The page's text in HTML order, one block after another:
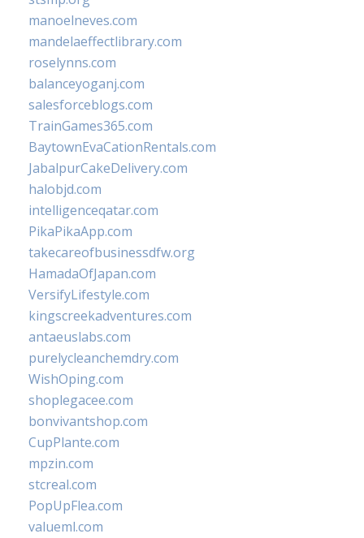
manoelneves.com
mandelaeffectlibrary.com
roselynns.com
balanceyoganj.com
salesforceblogs.com
TrainGames365.com
BaytownEvaCationRentals.com
JabalpurCakeDelivery.com
halobjd.com
intelligenceqatar.com
PikaPikaApp.com
takecareofbusinessdfw.org
HamadaOfJapan.com
VersifyLifestyle.com
kingscreekadventures.com
antaeuslabs.com
purelycleanchemdry.com
WishOping.com
shoplegacee.com
bonvivantshop.com
CupPlante.com
mpzin.com
stcreal.com
PopUpFlea.com
valueml.com